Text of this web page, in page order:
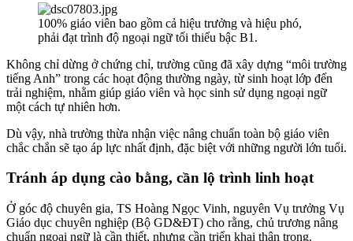
100% giáo viên bao gồm cả hiệu trưởng và hiệu phó,
phải đạt trình độ ngoại ngữ tối thiểu bậc B1.
Không chỉ dừng ở chứng chỉ, trường cũng đã xây dựng “môi trường
tiếng Anh” trong các hoạt động thường ngày, từ sinh hoạt lớp đến
trải nghiệm, nhằm giúp giáo viên và học sinh sử dụng ngoại ngữ
một cách tự nhiên hơn.
Dù vậy, nhà trường thừa nhận việc nâng chuẩn toàn bộ giáo viên
chắc chắn sẽ tạo áp lực nhất định, đặc biệt với những người lớn tuổi.
Tránh áp dụng cào bằng, cần lộ trình linh hoạt
Ở góc độ chuyên gia, TS Hoàng Ngọc Vinh, nguyên Vụ trưởng Vụ
Giáo dục chuyên nghiệp (Bộ GD&ĐT) cho rằng, chủ trương nâng
chuẩn ngoại ngữ là cần thiết, nhưng cần triển khai thận trọng.